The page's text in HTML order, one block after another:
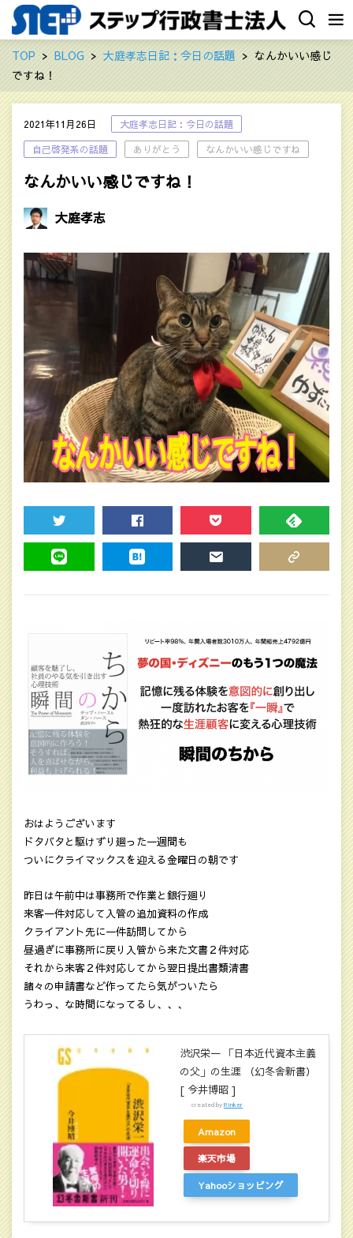
TOP BLOG 大庭孝志日記：今日の話題
なんかいい感じ
ですね！
2021年11月26日
大庭孝志日記：今日の話題
自己啓発系の話題
ありがとう なんかいい感じですね
なんかいい感じですね！
大庭孝志
TWEET SHARE POCKET FEEDLY
おはようございます
ドタバタと駆けずり廻った一週間も
ついにクライマックスを迎える金曜日の朝です
昨日は午前中は事務所で作業と銀行廻り
来客一件対応して入管の追加資料の作成
クライアント先に一件訪問してから
昼過ぎに事務所に戻り入管から来た文書２件対応
それから来客２件対応してから翌日提出書類清書
諸々の申請書など作ってたら気がついたら
うわっ、な時間になってるし、、、
渋沢栄一 「日本近代資本主義
の父」の生涯 （幻冬舎新書）
[ 今井博昭 ]
created byRinker
Amazon
楽天市場
Yahooショッピング